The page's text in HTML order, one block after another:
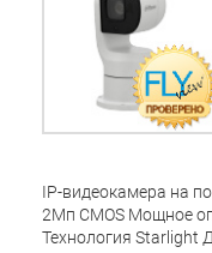
аудио вх. вых 1/1
питание:AC24В/5A
температура: -50 -
стеклоочиститель,
IP-видеокамера на
2Мп CMOS Мощное
Технология Starlight